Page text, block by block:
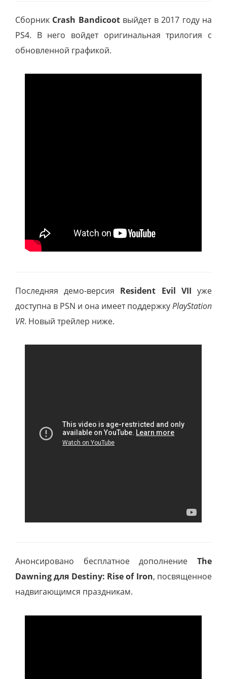
Сборник Crash Bandicootвыйдет в 2017 году на
PS4. В него войдет оригинальная трилогия с
обновленной графикой.
Последняя демо-версия Resident Evil VII уже
доступна в PSN и она имеет поддержкуPlayStation
VR. Новый трейлер ниже.
Анонсировано бесплатное дополнение The
Dawning для Destiny: Rise of Iron, посвященное
надвигающимся праздникам.